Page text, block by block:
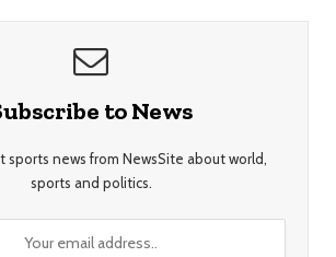
to News
sports news from NewsSite about world,
sports and politics.